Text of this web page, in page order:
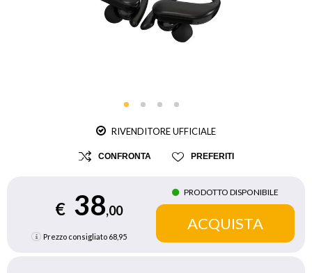
RIVENDITORE UFFICIALE
CONFRONTA PREFERITI
€ 38,00
Prezzo consigliato 68,95
PRODOTTO DISPONIBILE